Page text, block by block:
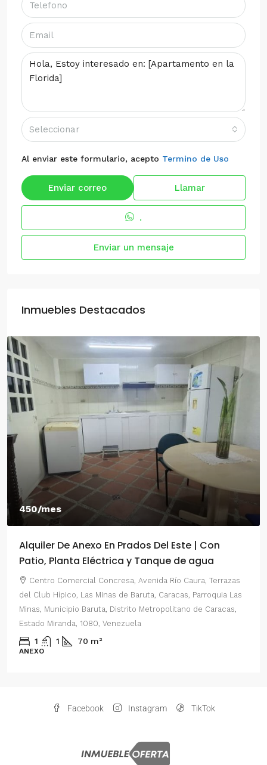
Seleccionar
Al enviar este formulario, acepto Termino de Uso
Enviar correo Llamar
.
Enviar un mensaje
Inmuebles Destacados
| Con
agua
Terrazas
Parroquia Las
de Caracas,
550/mes
Alquiler De Anexo En Prados Del
2 Habitaciones
Centro Comercial Concresa, Avenida
del Este, Prados del Este, Sector: Prado del
Parroquia Nuestra Señora del Rosario,
Distrito Metropolitano de Caracas, Estado
Venezuela
Facebook Instagram TikTok